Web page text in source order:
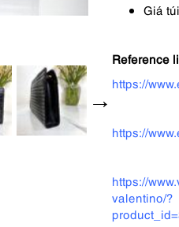
Giá
Reference
https://
https://
https://
valentino/?